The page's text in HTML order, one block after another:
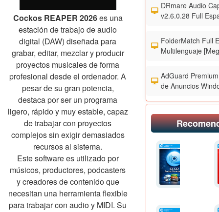
Cockos REAPER 2026es una
estación de trabajo de audio
digital (DAW) diseñada para
grabar, editar, mezclar y producir
proyectos musicales de forma
profesional desde el ordenador. A
pesar de su gran potencia,
destaca por ser un programa
ligero, rápido y muy estable, capaz
de trabajar con proyectos
complejos sin exigir demasiados
recursos al sistema.
Este software es utilizado por
músicos, productores, podcasters
y creadores de contenido que
necesitan una herramienta flexible
para trabajar con audio y MIDI. Su
DRmare Audio
v2.6.0.28 Full
FolderMatch Full
Multilenguaje
AdGuard
de Anuncios